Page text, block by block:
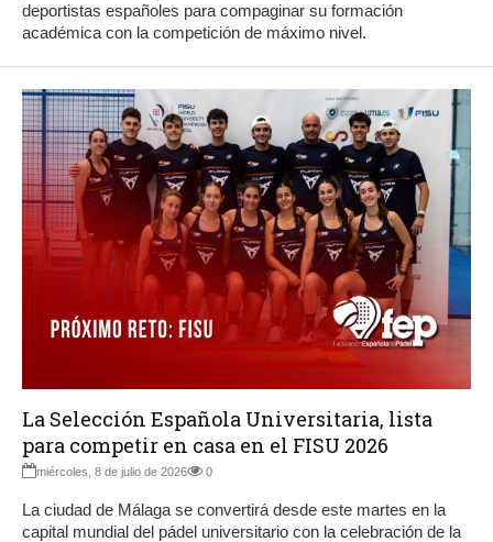
deportistas españoles para compaginar su formación
académica con la competición de máximo nivel.
La Selección Española Universitaria, lista
para competir en casa en el FISU 2026
miércoles, 8 de julio de 2026 0
La ciudad de Málaga se convertirá desde este martes en la
capital mundial del pádel universitario con la celebración de la